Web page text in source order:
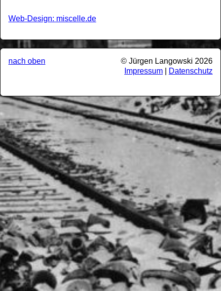
Web-Design: miscelle.de
nach oben
© Jürgen Langowski 2026
Impressum
Datenschutz